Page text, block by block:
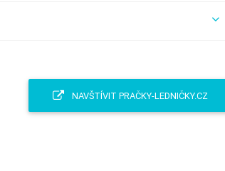
NAVŠTÍVIT PRAČKY-LEDNIČKY.CZ